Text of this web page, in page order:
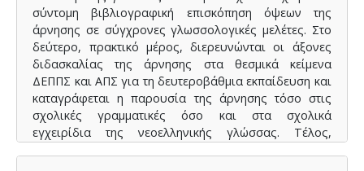
σύντομη βιβλιογραφική επισκόπηση όψεων της
άρνησης σε σύγχρονες γλωσσολογικές μελέτες. Στο
δεύτερο, πρακτικό μέρος, διερευνώνται οι άξονες
διδασκαλίας της άρνησης στα θεσμικά κείμενα
ΔΕΠΠΣ και ΑΠΣ για τη δευτεροβάθμια εκπαίδευση και
καταγράφεται η παρουσία της άρνησης τόσο στις
σχολικές γραμματικές όσο και στα σχολικά
εγχειρίδια της νεοελληνικής γλώσσας. Τέλος,